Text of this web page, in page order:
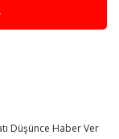
Düşünce Haber Ver